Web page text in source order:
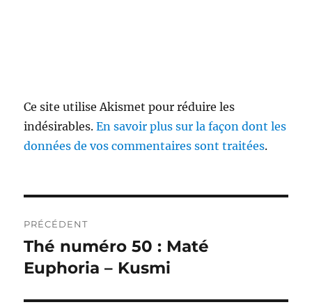
Ce site utilise Akismet pour réduire les
indésirables.En savoir plus sur la façon dont les
données de vos commentaires sont traitées.
de
l’article
PRÉCÉDENT
Publication
précédente :
Thé numéro 50 : Maté
Euphoria – Kusmi